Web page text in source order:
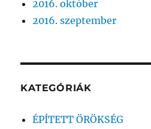
2016. október
2016. szeptember
KATEGÓRIÁK
ÉPÍTETT ÖRÖKSÉG